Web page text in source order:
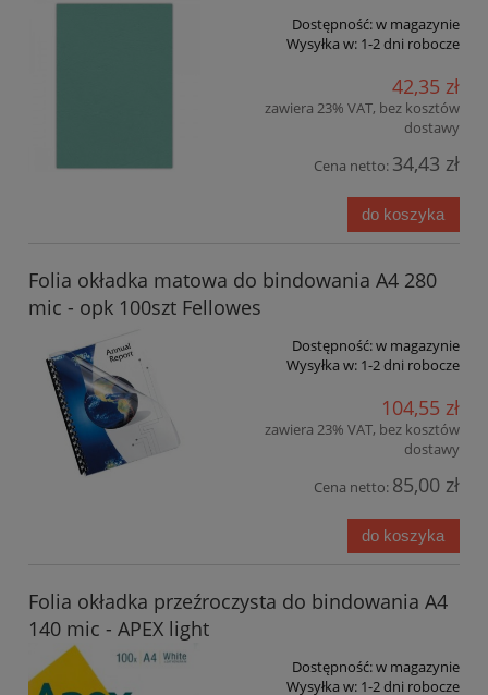
Dostępność:w magazynie
Wysyłka w: 1-2 dni robocze
42,35 zł
zawiera 23% VAT, bez kosztów
dostawy
Cena netto: 34,43 zł
do koszyka
Folia okładka matowa do bindowania A4 280
mic - opk 100szt Fellowes
Dostępność:w magazynie
Wysyłka w: 1-2 dni robocze
104,55 zł
zawiera 23% VAT, bez kosztów
dostawy
Cena netto: 85,00 zł
do koszyka
Folia okładka przeźroczysta do bindowania A4
140 mic - APEX light
Dostępność:w magazynie
Wysyłka w: 1-2 dni robocze